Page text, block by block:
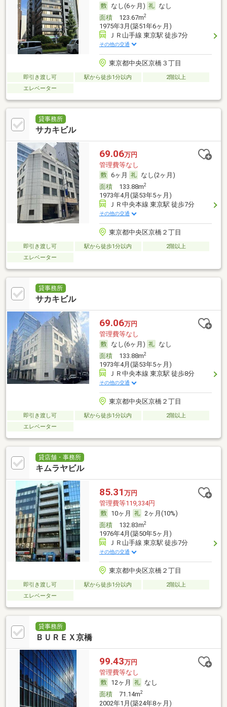
なし(6ヶ月)
なし
面積123.67m2
1975年3月(築51年6ヶ月)
ＪＲ山手線 東京駅 徒歩7分
その他の交通
東京都中央区京橋３丁目
即引き渡し可 駅から徒歩1分以内
2階以上
エレベーター
貸事務所
サカキビル
69.06万円
管理費等なし
6ヶ月
なし(2ヶ月)
面積133.88m2
1973年4月(築53年5ヶ月)
ＪＲ中央本線 東京駅 徒歩7分
その他の交通
東京都中央区京橋２丁目
即引き渡し可 駅から徒歩1分以内
2階以上
エレベーター
貸事務所
サカキビル
69.06万円
管理費等なし
なし(6ヶ月)
なし
面積133.88m2
1973年4月(築53年5ヶ月)
ＪＲ中央本線 東京駅 徒歩8分
その他の交通
東京都中央区京橋２丁目
即引き渡し可 駅から徒歩1分以内
2階以上
エレベーター
貸店舗・事務所
キムラヤビル
85.31 万円
管理費等119,334円
10ヶ月
2ヶ月(10%)
面積132.83m2
1976年4月(築50年5ヶ月)
ＪＲ山手線 東京駅 徒歩7分
その他の交通
東京都中央区京橋２丁目
即引き渡し可 駅から徒歩1分以内
2階以上
エレベーター
貸事務所
ＢＵＲＥＸ京橋
99.43万円
管理費等なし
12ヶ月
なし
面積71.14m2
2002年1月(築24年8ヶ月)